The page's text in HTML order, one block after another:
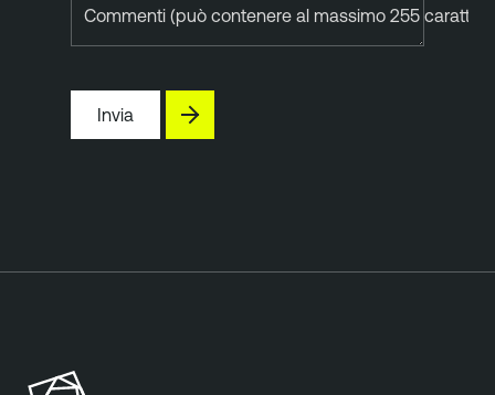
Commenti (può contenere al massimo 255 caratteri)
Invia
a